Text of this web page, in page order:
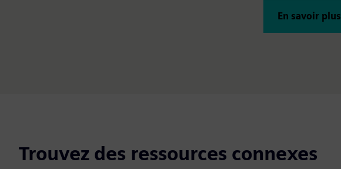
En savoir plus
Trouvez des ressources connexes